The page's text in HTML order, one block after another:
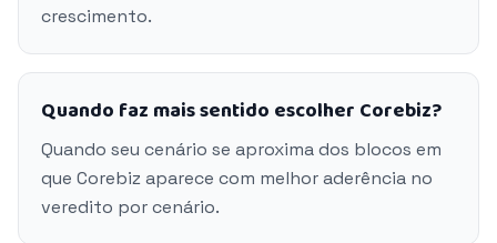
crescimento.
Quando faz mais sentido escolher Corebiz?
Quando seu cenário se aproxima dos blocos em
que Corebiz aparece com melhor aderência no
veredito por cenário.